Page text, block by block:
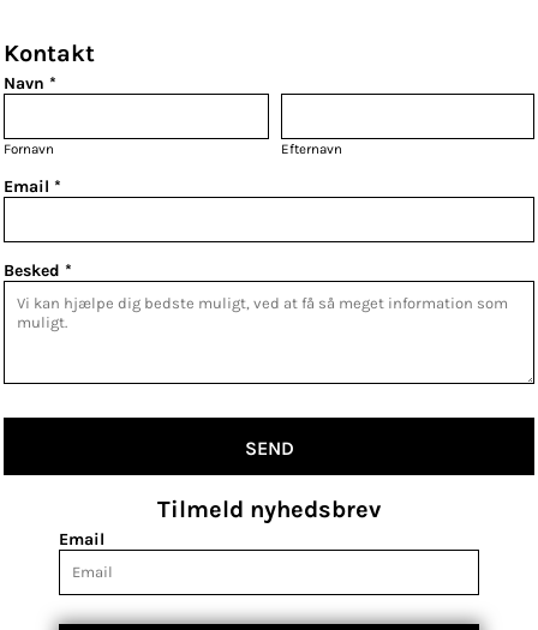
Kontakt
Navn *
Fornavn Efternavn
Email *
Besked *
SEND
Tilmeld nyhedsbrev
Email